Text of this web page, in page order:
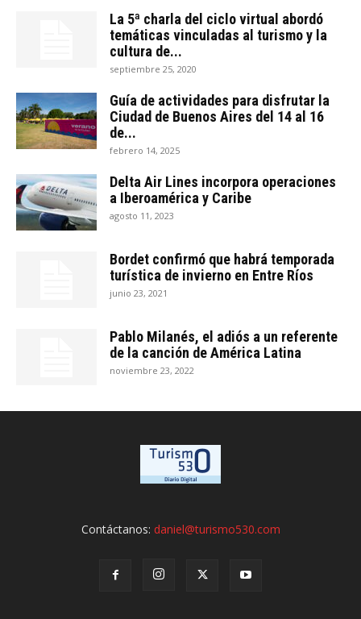
La 5ª charla del ciclo virtual abordó
temáticas vinculadas al turismo y la
cultura de...
septiembre 25, 2020
Guía de actividades para disfrutar la
Ciudad de Buenos Aires del 14 al 16
de...
febrero 14, 2025
Delta Air Lines incorpora operaciones
a Iberoamérica y Caribe
agosto 11, 2023
Bordet confirmó que habrá temporada
turística de invierno en Entre Ríos
junio 23, 2021
Pablo Milanés, el adiós a un referente
de la canción de América Latina
noviembre 23, 2022
Contáctanos: daniel@turismo530.com